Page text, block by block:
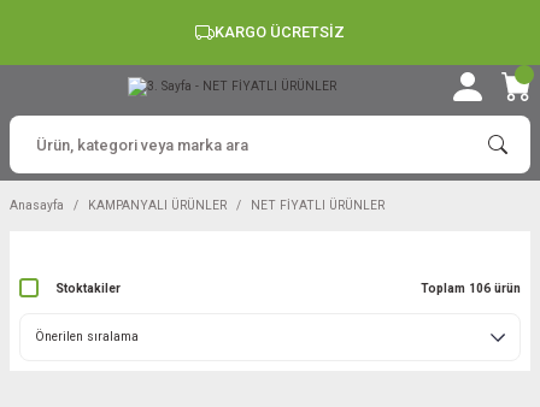
KARGO ÜCRETSİZ
Anasayfa KAMPANYALI ÜRÜNLER NET FİYATLI ÜRÜNLER
Stoktakiler Toplam 106 ürün